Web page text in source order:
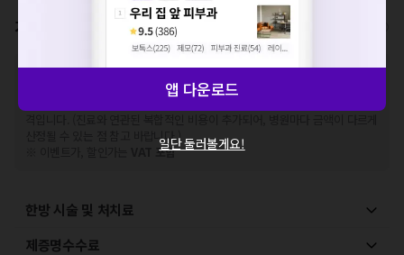
가격표 비급여/급여 진료란?
※비급여 항목의 경우,추가비용 등으로 실제 가격과 상이할 수 있으니, 정확
한 가격은 해당 의료기관에 직접 문의해주세요.
건강보험심사평가원
산정될 수 있는 점 참고 바랍니다.)
VAT 포함
한방 시술 및 처치료
제증명수수료
앱 다운로드
일단 둘러볼게요!